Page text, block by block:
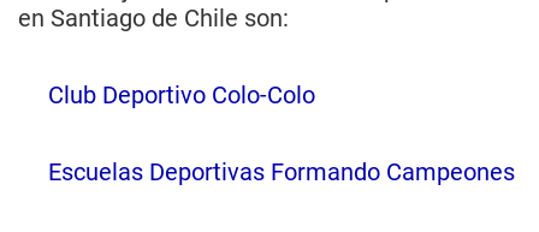
en Santiago de Chile son:
Club Deportivo Colo-Colo
Escuelas Deportivas Formando Campeones